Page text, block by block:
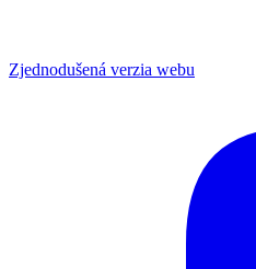
Zjednodušená verzia webu